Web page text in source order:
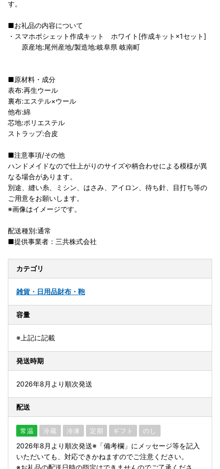
す。
■お礼品の内容について
・スマホポシェット作成キット ホワイト[作成キット×1セット]
原産地:尾州産地/製造地:岐阜県 岐南町
■原材料・成分
表布:再生ウール
裏布:エステル×ウール
他布:綿
芯地:ポリエステル
ストラップ:合皮
■注意事項/その他
ハンドメイドなので仕上がりのサイズや柄合わせによる模様が異
なる場合があります。
別途、縫い糸、ミシン、はさみ、アイロン、待ち針、目打ち等の
ご用意をお願いします。
※画像はイメージです。
配送種別:通常
■提供事業者：三共株式会社
カテゴリ
雑貨・日用品財布・鞄
容量
※上記に記載
発送時期
2026年8月より順次発送
配送
常温 冷蔵 冷凍 定期 ギフト のし
2026年8月より順次発送※「備考欄」にメッセージ等を記入
いただいても、対応できかねますのでご注意ください。